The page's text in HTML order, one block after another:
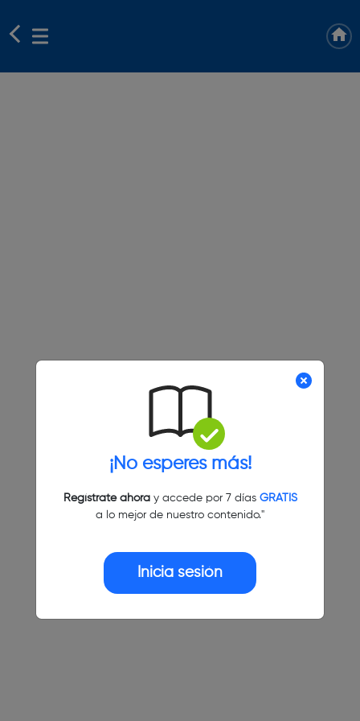
¡No esperes más!
Regístrate ahoray accede por 7 días GRATIS
a lo mejor de nuestro contenido."
Inicia sesión